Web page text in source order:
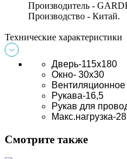
Производитель -
Производство - Китай.
Технические характеристики
Дверь-115х180
Окно- 30х30
Рукава-16,5
Рукав для
Макс.нагрузка-
Смотрите также